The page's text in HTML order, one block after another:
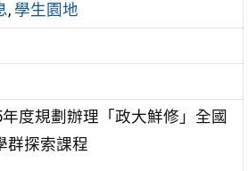
, 學生園地
度規劃辦理「政大鮮修」全國
群探索課程